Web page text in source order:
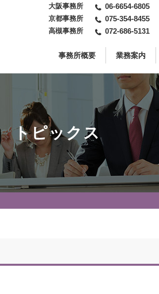
大阪事務所 06-6654-6805
京都事務所 075-354-8455
高槻事務所 072-686-5131
事務所概要 業務案内
トピックス